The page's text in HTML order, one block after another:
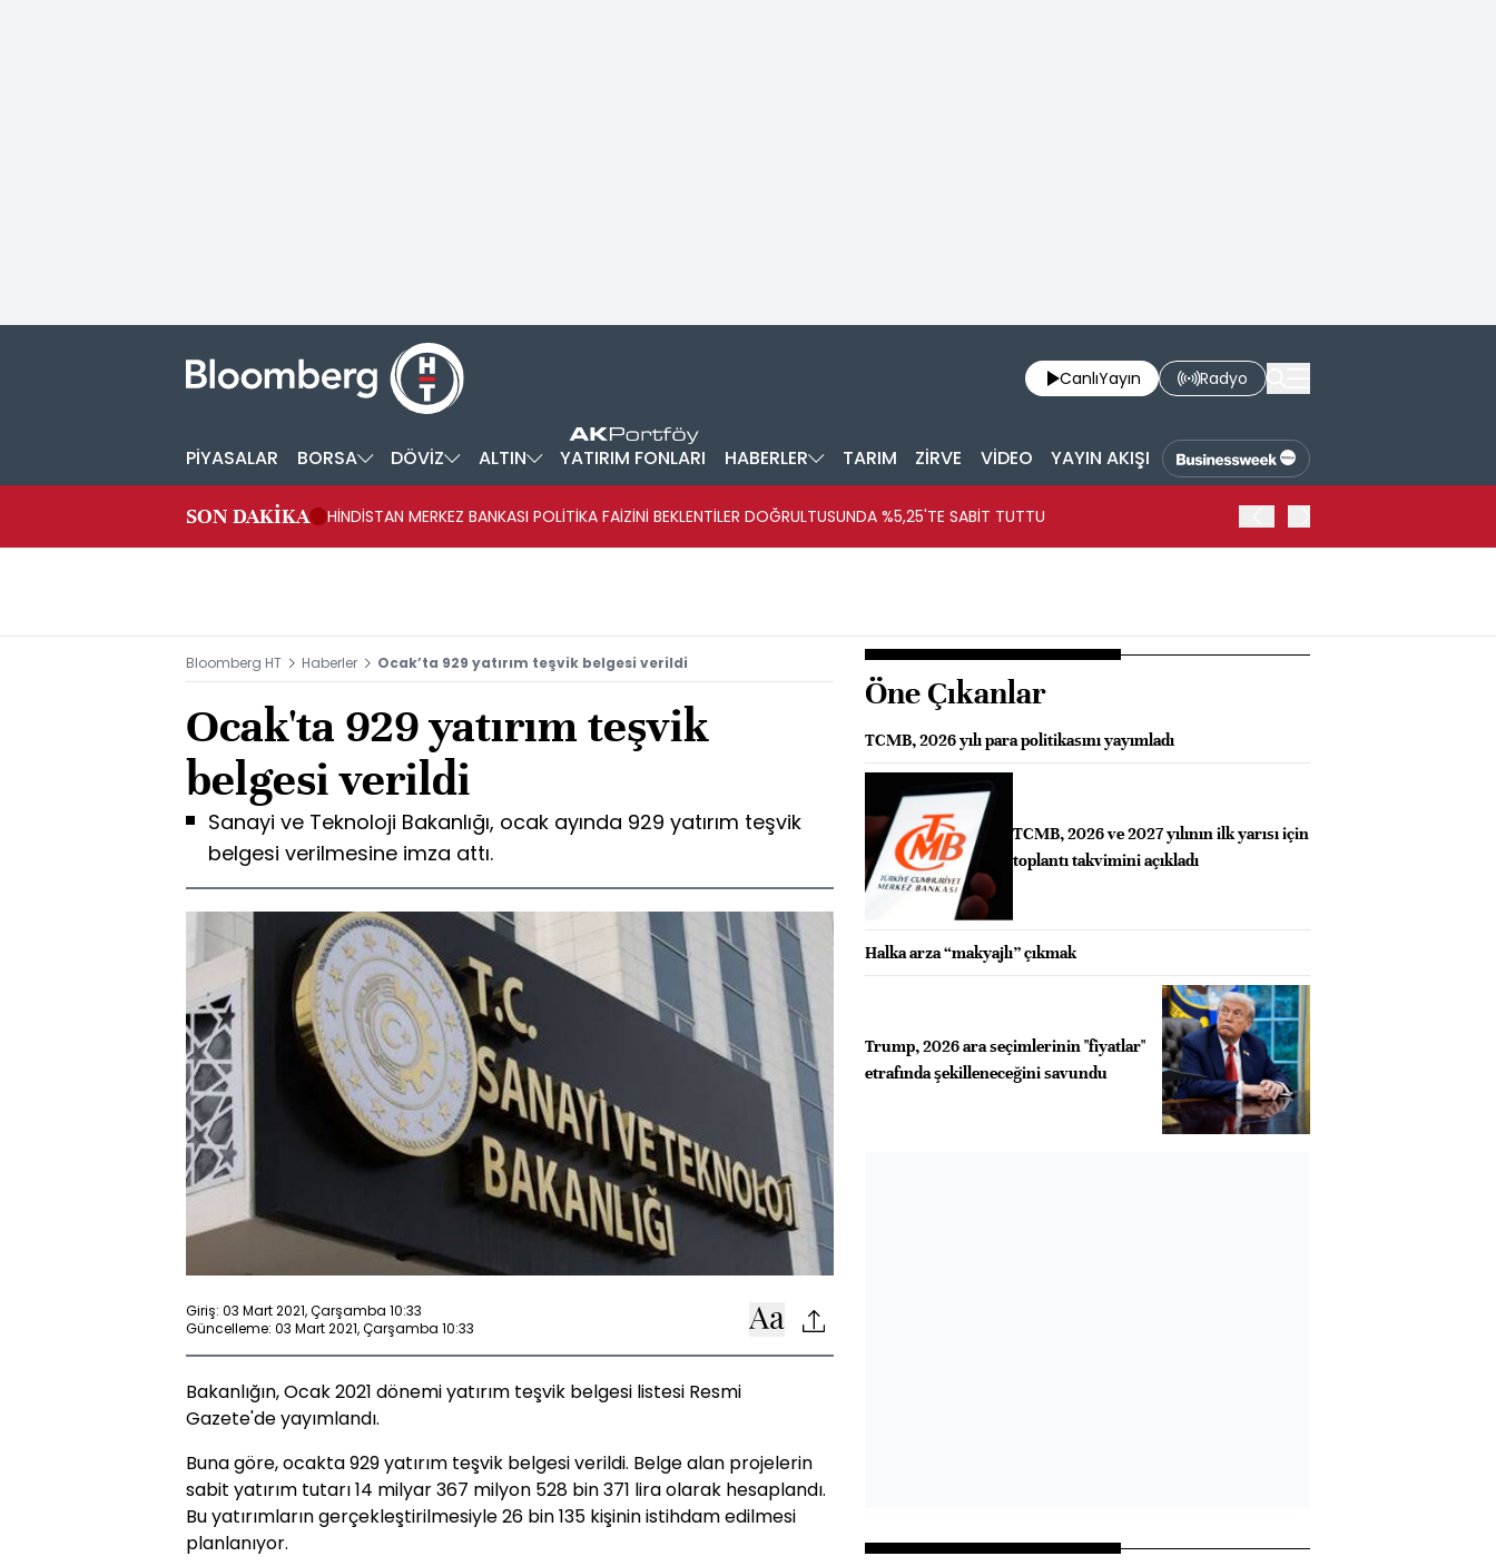
CanlıYayın Radyo
PİYASALAR BORSA DÖVİZ ALTIN YATIRIM FONLARI HABERLER TARIM ZİRVE VİDEO YAYIN AKIŞI
SON DAKİKA HİNDİSTAN MERKEZ BANKASI POLİTİKA FAİZİNİ BEKLENTİLER DOĞRULTUSUNDA %5,25'TE SABİT TUTTU
Bloomberg HT Haberler Ocak’ta 929 yatırım teşvik belgesi verildi
Ocak'ta 929 yatırım teşvik
belgesi verildi
Sanayi ve Teknoloji Bakanlığı, ocak ayında 929 yatırım teşvik
belgesi verilmesine imza attı.
Giriş: 03 Mart 2021, Çarşamba 10:33
Güncelleme: 03 Mart 2021, Çarşamba 10:33
Bakanlığın, Ocak 2021 dönemi yatırım teşvik belgesi listesi Resmi
Gazete'de yayımlandı.
Buna göre, ocakta 929 yatırım teşvik belgesi verildi. Belge alan projelerin
sabit yatırım tutarı 14 milyar 367 milyon 528 bin 371 lira olarak hesaplandı.
Bu yatırımların gerçekleştirilmesiyle 26 bin 135 kişinin istihdam edilmesi
planlanıyor.
Öne Çıkanlar
TCMB, 2026 yılı para politikasını yayımladı
TCMB, 2026 ve 2027 yılının ilk yarısı için
toplantı takvimini açıkladı
Halka arza “makyajlı” çıkmak
Trump, 2026 ara seçimlerinin "fiyatlar"
etrafında şekilleneceğini savundu